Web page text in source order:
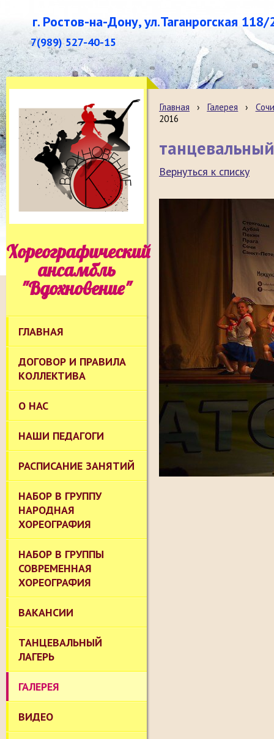
г. Ростов-на-Дону, ул.Таганрогская 118/
7(989) 527-40-15
Хореографический
ансамбль
"Вдохновение"
ГЛАВНАЯ
ДОГОВОР И ПРАВИЛА
КОЛЛЕКТИВА
О НАС
НАШИ ПЕДАГОГИ
РАСПИСАНИЕ ЗАНЯТИЙ
НАБОР В ГРУППУ
НАРОДНАЯ
ХОРЕОГРАФИЯ
НАБОР В ГРУППЫ
СОВРЕМЕННАЯ
ХОРЕОГРАФИЯ
ВАКАНСИИ
ТАНЦЕВАЛЬНЫЙ
ЛАГЕРЬ
ГАЛЕРЕЯ
ВИДЕО
Главная › Галерея ›
2016
Вернуться к списку